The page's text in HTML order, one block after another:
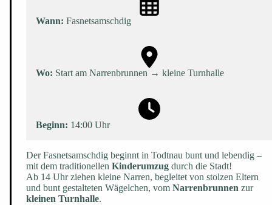
Wann: Fasnetsamschdig
Wo: Start am Narrenbrunnen → kleine Turnhalle
Beginn: 14:00 Uhr
Der Fasnetsamschdig beginnt in Todtnau bunt und lebendig –
mit dem traditionellen Kinderumzug durch die Stadt!
Ab 14 Uhr ziehen kleine Narren, begleitet von stolzen Eltern
und bunt gestalteten Wägelchen, vom Narrenbrunnen zur
kleinen Turnhalle.